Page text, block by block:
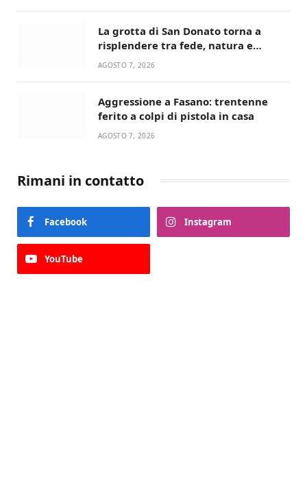
La grotta di San Donato torna a
risplendere tra fede, natura e
devozione
AGOSTO 7, 2026
Aggressione a Fasano: trentenne
ferito a colpi di pistola in casa
AGOSTO 7, 2026
Rimani in contatto
Facebook Instagram
YouTube